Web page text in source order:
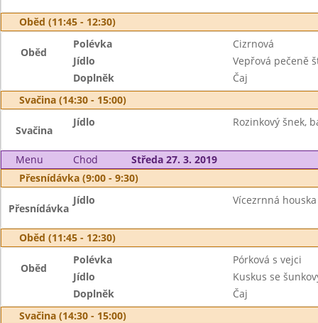
Oběd (11:45 - 12:30)
Oběd
Polévka
Cizrnová
Jídlo
Vepřová pečeně
Doplněk
Čaj
Svačina (14:30 - 15:00)
Svačina
Jídlo Rozinkový šnek,
Menu Chod
Středa 27. 3. 2019
Přesnídávka (9:00 - 9:30)
Přesnídávka
Jídlo Vícezrnná
Oběd (11:45 - 12:30)
Oběd
Polévka
Pórková s vejci
Jídlo
Kuskus se
Doplněk
Čaj
Svačina (14:30 - 15:00)